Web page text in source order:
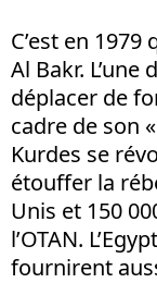
C’est en
Al Bakr.
déplacer de
cadre de son
Kurdes se
étouffer la
Unis et 150
l’OTAN.
fournirent